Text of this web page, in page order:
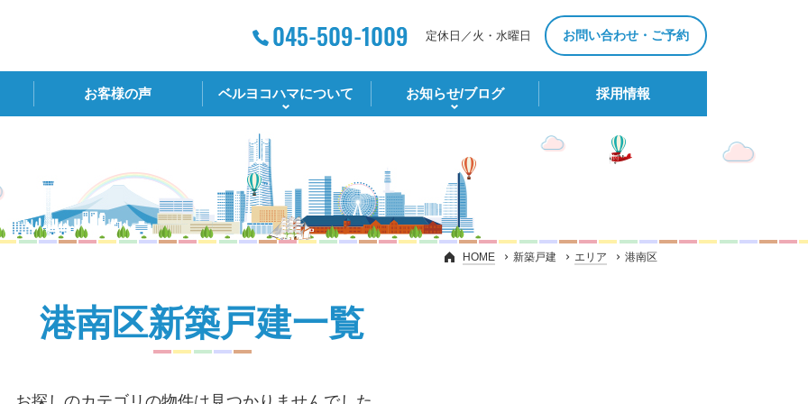
定休日／火・水曜日 お問い合わせ・ご予約
お客様の声 ベルヨコハマについて お知らせ/ブログ 採⽤情報
HOME 新築戸建 エリア 港南区
港南区新築戸建一覧